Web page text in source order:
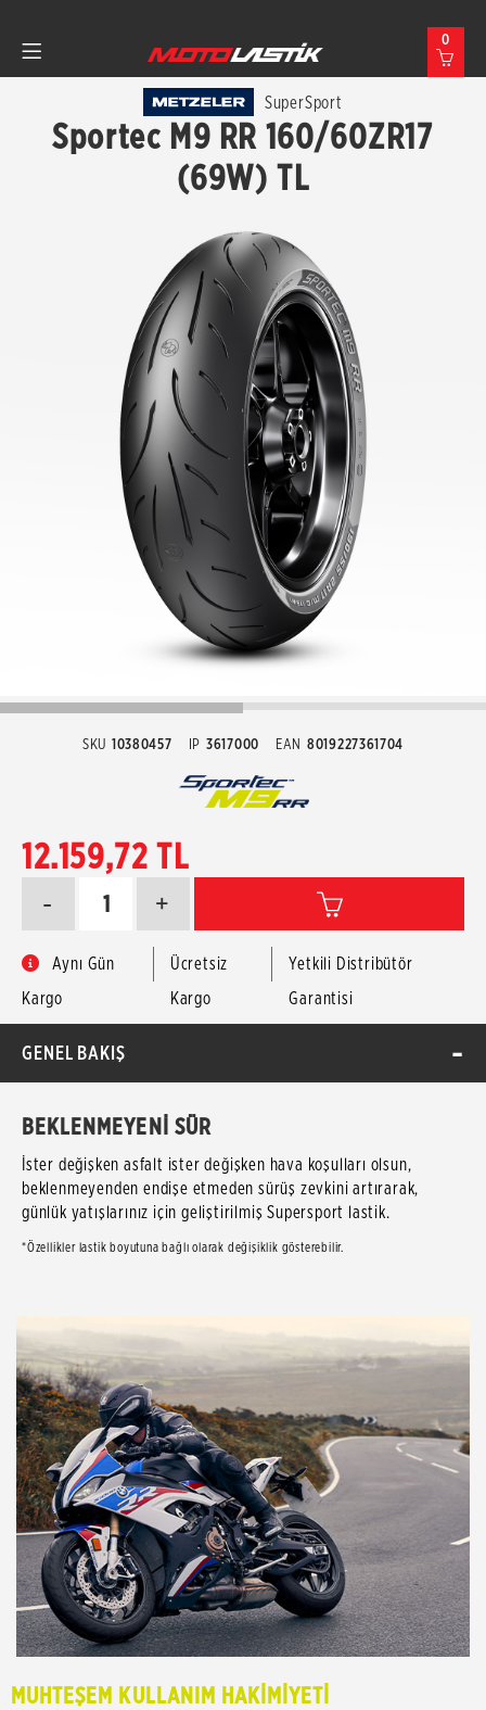
0
SuperSport
Sportec M9 RR 160/60ZR17
(69W) TL
SKU 10380457 IP 3617000 EAN 8019227361704
12.159,72 TL
+
-
Aynı Gün
Kargo
Ücretsiz
Kargo
Yetkili Distribütör
Garantisi
GENEL BAKIŞ
BEKLENMEYENİ SÜR
İster değişken asfalt ister değişken hava koşulları olsun,
beklenmeyenden endişe etmeden sürüş zevkini artırarak,
günlük yatışlarınız için geliştirilmiş Supersport lastik.
*Özellikler lastik boyutuna bağlı olarak değişiklik gösterebilir.
MUHTEŞEM KULLANIM HAKİMİYETİ